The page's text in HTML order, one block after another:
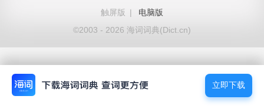
触屏版
|
电脑版
©2003 - 2026 海词词典(Dict.cn)
立即下载
立即下载